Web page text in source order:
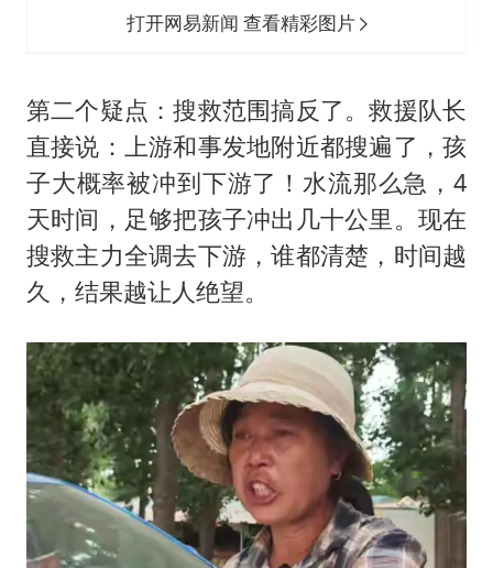
打开网易新闻 查看精彩图片
第二个疑点：搜救范围搞反了。救援队长
直接说：上游和事发地附近都搜遍了，孩
子大概率被冲到下游了！水流那么急，4
天时间，足够把孩子冲出几十公里。现在
搜救主力全调去下游，谁都清楚，时间越
久，结果越让人绝望。